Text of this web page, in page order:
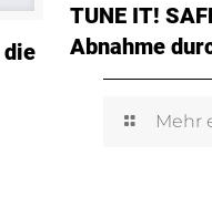
die
TUNE IT!
Abnahme
Mehr